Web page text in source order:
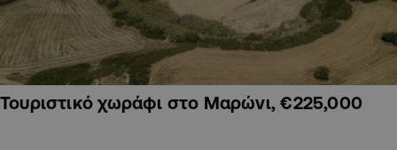
Τουριστικό χωράφι στο Μαρώνι, €225,000